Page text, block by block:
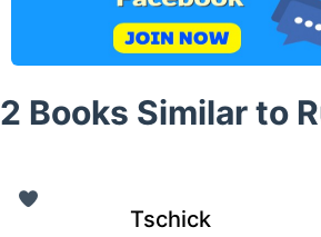
2 Books Similar to
Tschick